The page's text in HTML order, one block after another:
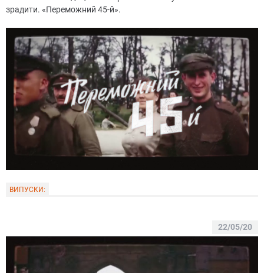
зрадити. «Переможний 45-й».
ВИПУСКИ:
22/05/20